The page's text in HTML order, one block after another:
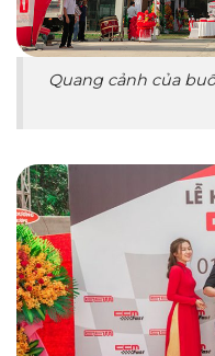
Quang cảnh của